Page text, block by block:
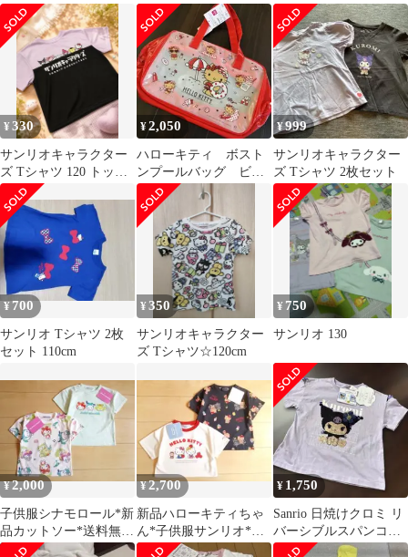
¥330
サンリオキャラクター
ズ Tシャツ 120 トップ
ス サンリオ キテ
ィ マイメロ
¥2,050
ハローキティ ボスト
ンプールバッグ ビー
チバッグ サンリオ
日焼けキティ 新品
¥999
サンリオキャラクター
ズ Tシャツ 2枚セット
¥700
サンリオ Tシャツ 2枚
セット 110cm
¥350
サンリオキャラクター
ズ Tシャツ☆120cm
¥ 750
サンリオ 130
¥2,000
子供服シナモロール*新
品カットソー*送料無料
キッズ*サンリオ*未使
¥2,700
新品ハローキティちゃ
ん*子供服サンリオ*未
使用SANRIO*送料無料
¥ 1,750
Sanrio 日焼けクロミ リ
バーシブルスパンコー
ル Tシャツ 紫 120cm